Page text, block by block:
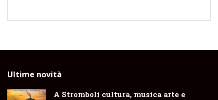
Ultime novità
A Stromboli cultura, musica arte e